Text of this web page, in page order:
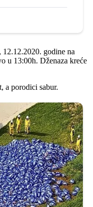
12.12.2020. godine na
u 13:00h. Dženaza kreće
a porodici sabur.